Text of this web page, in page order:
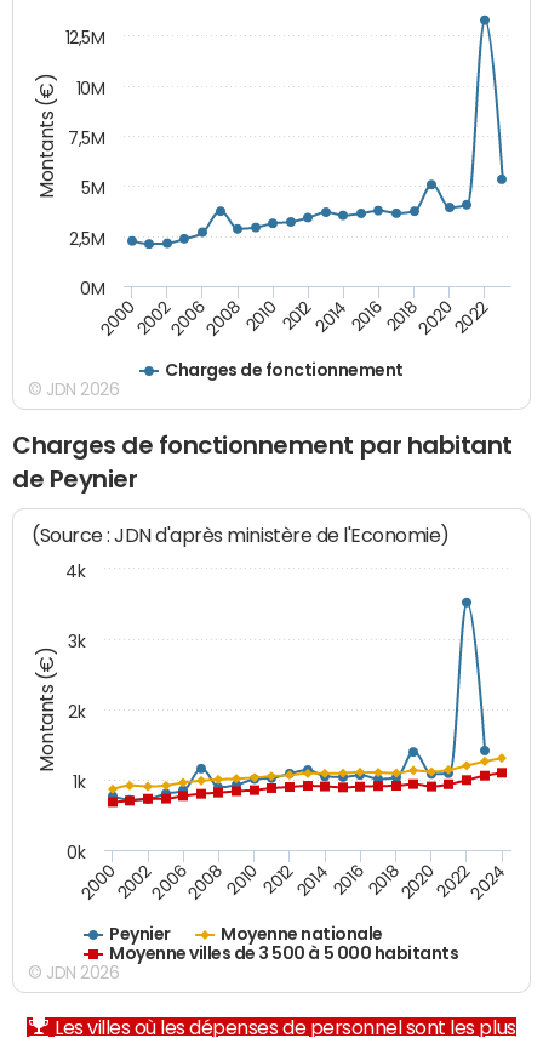
Montants (€)
Charges de fonctionnement
20002002200620082010 201220142016201820202022
0M
2,5M
5M
7,5M
10M
12,5M
© JDN 2026
Charges de fonctionnement par habitant
de Peynier
Montants (€)
(Source : JDN d'après ministère de l'Economie)
Peynier
Moyenne nationale
Moyenne villes de 3 500 à 5 000 habitants
20002002200620082010 2012201420162018202020222024
0k
1k
2k
3k
4k
© JDN 2026
Les villes où les dépenses de personnel sont les plus